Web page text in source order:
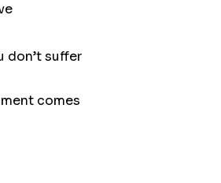
don’t suffer
comes